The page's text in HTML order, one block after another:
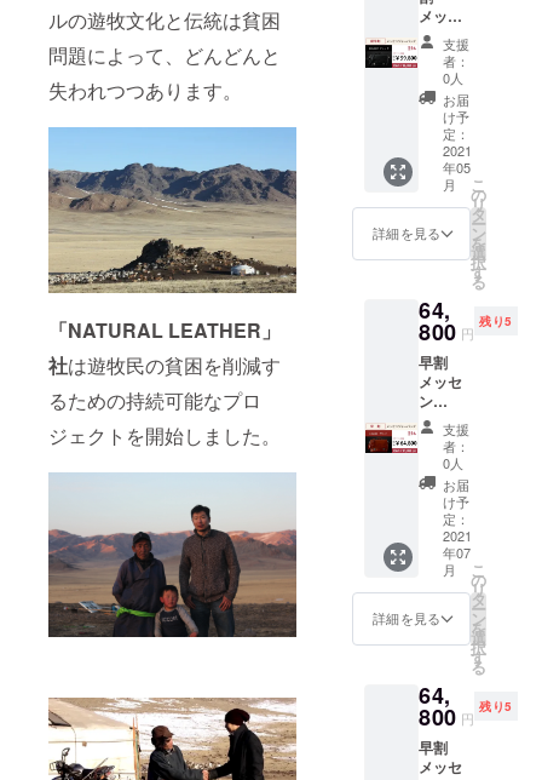
ルの遊牧文化と伝統は貧困
問題によって、どんどんと
失われつつあります。
「NATURAL LEATHER」
社は遊牧民の貧困を削減す
るための持続可能なプロ
ジェクトを開始しました。
0(税込)
↓↓↓ 個
数限
定
￥16,98
0 OFF!
↓↓↓ ク
ラファ
ン限定
超早割
-----
メッセ
ン
ジャー
バッグ×
１
COLOR
：ブ
ラック
クラ
ファン
限定 超
早割
￥59,80
0(税込)
----- 一
般販売
予定価
格
￥76,78
0(税込)
↓↓↓ 個
数限
定
￥16,98
0 OFF!
↓↓↓ ク
ラファ
ン限定
超早割
-----
支援
者：
0人
お届
け予
定：
2021
年05
月
詳細を見る
こ
の
リ
タ
ー
ン
を
選
択
す
る
64,
800 円
残り5
早割
メッセ
ン
ジャー
バッグ×
１
COLOR
：サン
ファン
限定 早
￥64,80
0(税込)
-----------
----- 一
予定価
格
￥76,78
0(税込)
支援
者：
0人
お届
け予
定：
2021
年07
月
詳細を見る
こ
の
リ
タ
ー
ン
を
選
択
す
る
64,
800 円
残り5
早割
メッセ